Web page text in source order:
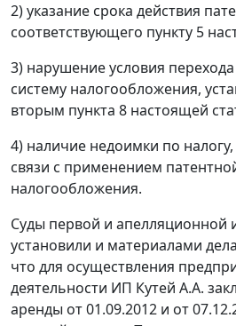
2) указание срока действия
соответствующего пункту 5
3) нарушение условия
систему налогообложения,
вторым пункта 8 настоящей
4) наличие недоимки по
связи с применением
налогообложения.
Суды первой и апелляционной
установили и материалами
что для осуществления
деятельности ИП Кутей А.А.
аренды от 01.09.2012 и от